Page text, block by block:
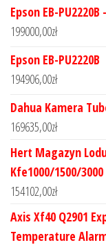
Epson EB-
199000,00zł
Epson EB-PU2220B
194906,00zł
Dahua Kamera
169635,00zł
Hert Magazyn
Kfe1000/1500/
154102,00zł
Axis Xf40 Q2901
Temperature